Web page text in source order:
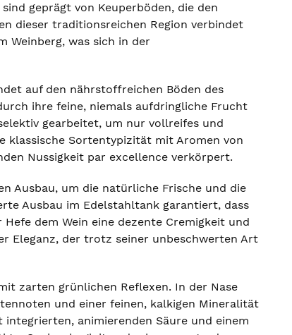
geprägt von Keuperböden, die den
dieser traditionsreichen Region verbindet
Weinberg, was sich in der
auf den nährstoffreichen Böden des
ihre feine, niemals aufdringliche Frucht
gearbeitet, um nur vollreifes und
klassische Sortentypizität mit Aromen von
Nussigkeit par excellence verkörpert.
Ausbau, um die natürliche Frische und die
Ausbau im Edelstahltank garantiert, dass
dem Wein eine dezente Cremigkeit und
Eleganz, der trotz seiner unbeschwerten Art
zarten grünlichen Reflexen. In der Nase
und einer feinen, kalkigen Mineralität
animierenden Säure und einem